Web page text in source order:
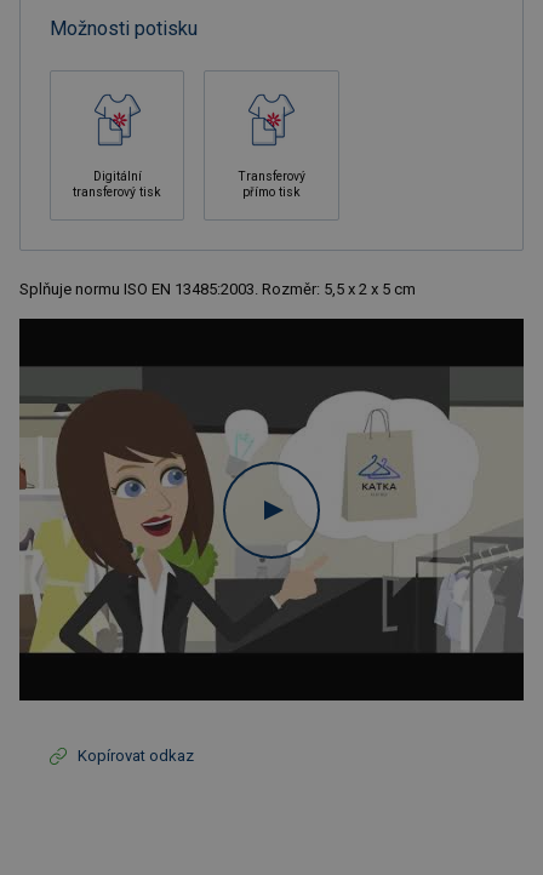
Možnosti potisku
Digitální
transferový tisk
Transferový
přímo tisk
Splňuje normu ISO EN 13485:2003. Rozměr: 5,5 x 2 x 5 cm
Kopírovat odkaz